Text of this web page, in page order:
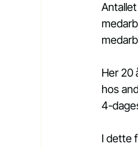
Her 20
hos
4-
I dette